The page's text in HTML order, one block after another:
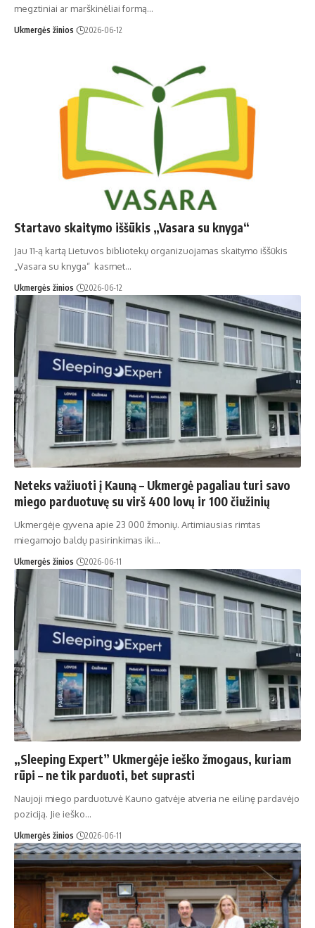
megztiniai ar marškinėliai formą…
Ukmergės žinios 2026-06-12
Startavo skaitymo iššūkis „Vasara su knyga“
Jau 11-ą kartą Lietuvos bibliotekų organizuojamas skaitymo iššūkis
„Vasara su knyga“ kasmet…
Ukmergės žinios 2026-06-12
Neteks važiuoti į Kauną – Ukmergė pagaliau turi savo
miego parduotuvę su virš 400 lovų ir 100 čiužinių
Ukmergėje gyvena apie 23 000 žmonių. Artimiausias rimtas
miegamojo baldų pasirinkimas iki…
Ukmergės žinios 2026-06-11
„Sleeping Expert” Ukmergėje ieško žmogaus, kuriam
rūpi – ne tik parduoti, bet suprasti
Naujoji miego parduotuvė Kauno gatvėje atveria ne eilinę pardavėjo
poziciją. Jie ieško…
Ukmergės žinios 2026-06-11